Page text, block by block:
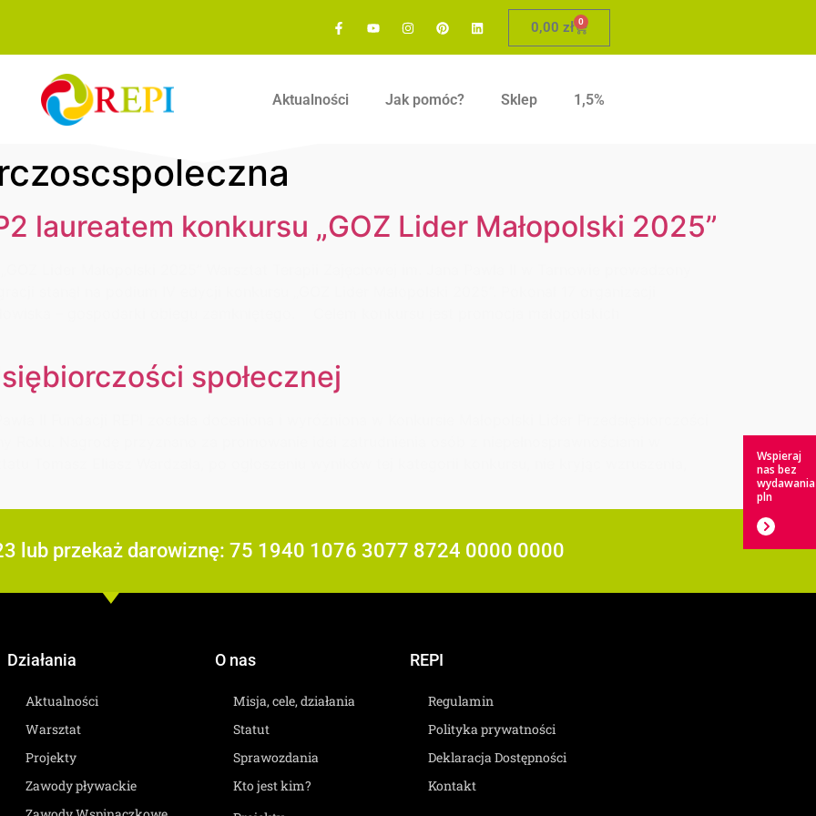
0,00 zł 0
Aktualności Jak pomóc? Sklep 1,5%
laureatem konkursu „GOZ Lider Małopolski 2025”
społecznej
lub przekaż darowiznę: 75 1940 1076 3077 8724 0000 0000
Działania
Aktualności
Warsztat
Projekty
Zawody pływackie
O nas
Misja, cele, działania
Statut
Sprawozdania
Kto jest kim?
REPI
Regulamin
Polityka prywatności
Deklaracja Dostępności
Kontakt
Wspieraj
nas bez
wydawania
pln